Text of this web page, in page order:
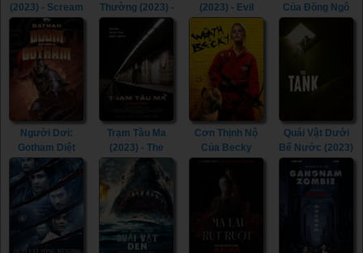
(2023) - Scream
VI (2023)
Thường (2023) -
Phenomena
(2023)
(2023) - Evil
Dead Rise
(2023)
Của Đồng Ngô
(2020) -
Children of the
Người Dơi:
Gotham Diệt
Vong (2023) -
Batman: The
Doom That
Came to
Gotham (2023)
Trạm Tàu Ma
(2023) - The
Ghost Station
(2023)
Cơn Thịnh Nộ
Của Becky
(2023)
Quái Vật Dưới
Bể Nước (2023)
- The Tank
(2023)